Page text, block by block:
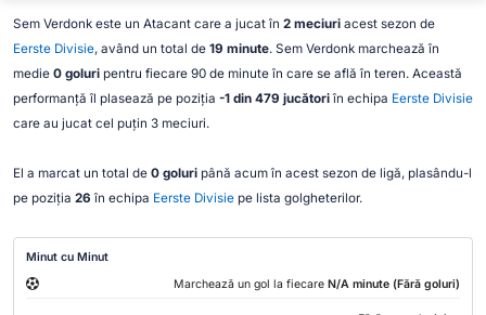
Sem Verdonk este un Atacant care a jucat în 2 meciuriacest sezon de
Eerste Divisie, având un total de 19 minute. Sem Verdonk marchează în
medie 0 goluripentru fiecare 90 de minute în care se află în teren. Această
performanță îl plasează pe poziția -1 din 479 jucătoriîn echipa Eerste Divisie
care au jucat cel puțin 3 meciuri.
El a marcat un total de 0 goluripână acum în acest sezon de ligă, plasându-l
pe poziția 26 în echipa Eerste Divisiepe lista golgheterilor.
Minut cu Minut
Marchează un gol la fiecare N/A minute (Fără goluri)